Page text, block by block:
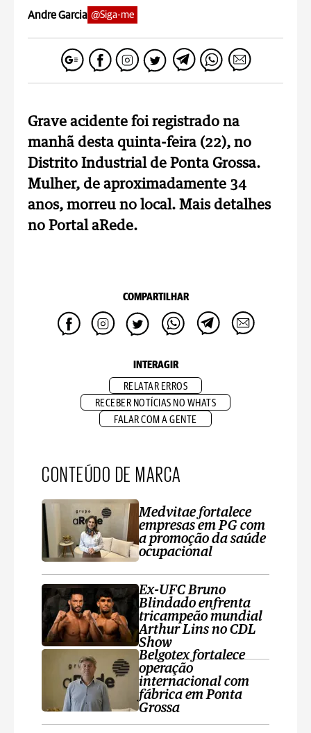
Andre Garcia @Siga-me
Grave acidente foi registrado na
manhã desta quinta-feira (22), no
Distrito Industrial de Ponta Grossa.
Mulher, de aproximadamente 34
anos, morreu no local. Mais detalhes
no Portal aRede.
COMPARTILHAR
INTERAGIR
RELATAR ERROS
RECEBER NOTÍCIAS NO WHATS
FALAR COM A GENTE
CONTEÚDO DE MARCA
Medvitae fortalece
empresas em PG com
a promoção da saúde
ocupacional
Ex-UFC Bruno
Blindado enfrenta
tricampeão mundial
Arthur Lins no CDL
Show
Belgotex fortalece
operação
internacional com
fábrica em Ponta
Grossa